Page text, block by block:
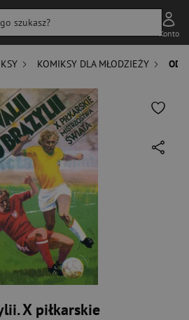
szukasz?
Konto
KOMIKSY DLA MŁODZIEŻY OD
X piłkarskie